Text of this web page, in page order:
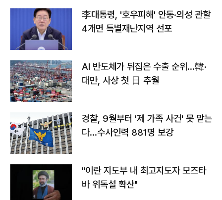
李대통령, '호우피해' 안동·의성 관할
4개면 특별재난지역 선포
AI 반도체가 뒤집은 수출 순위…韓·
대만, 사상 첫 日 추월
경찰, 9월부터 '제 가족 사건' 못 맡는
다…수사인력 881명 보강
"이란 지도부 내 최고지도자 모즈타
바 위독설 확산"